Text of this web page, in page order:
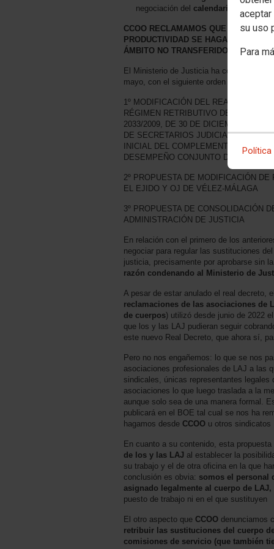
su uso
Para
negociación del calendario laboral
CCOO RECLAMAMOS QUE LA
PRODUCTIVIDAD SE HAGAN
ÁMBITO NO TRANSFERIDO Y NO
El Ministerio de Justicia ha convocado
mayo, con el siguiente orden del día:
1º MODIFICACIÓN DEL REAL
RÉGIMEN RETRIBUTIVO DEL
2033/2009, DE 30 DE DICIEMBRE,
DE SECRETARIOS JUDICIALES A
INICIAL DEL COMPLEMENTO
DESEMPEÑO CONJUNTO DE OTRA
2º PROPUESTA DE MODIFICACIÓN
EL EJIDO Y OJ DE VÉLEZ-MÁLAGA
3º PROPUESTA DE CONSOLIDACIÓN
ADMINISTRACIÓN DE JUSTICIA
En relación con el primero de los
negociar para regular las sustituciones
justicia, precisamente por aprobarse sin
razón condenando al Ministerio de
A pesar de estar anulado el real decreto,
reclamaciones de las asociaciones de
de cuerpos) utilizó desde junio de 2022
que los y las LAJ pudieran seguir
este nuevo Real Decreto, que ahora sí,
Pero no nos engañemos: lo que se nos
asociaciones profesionales de LAJ a las
sindicales, únicas representantes
asociaciones lo que luego traslada a la
aunque solo sea de una manera formal.
publicará en el BOE tal cual se nos ha
hagamos desde CCOO u otros sindicatos
En cuanto a su contenido, esta
de los y las LAJ al establecer la
su trabajo y el de otra oficina en la que
conclusión es obvia: somos el personal
asignado legalmente al cuerpo de
puesto de trabajo ni en el que sustituyen
El otro aspecto que CCOO denunciamos
retribuir las sustituciones del cuerpo
comisiones de servicio (que también